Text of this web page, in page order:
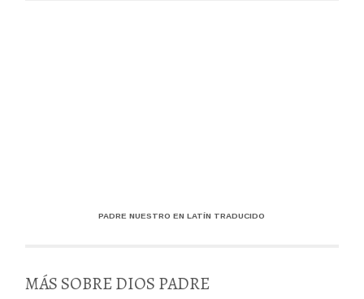
PADRE NUESTRO EN LATÍN TRADUCIDO
MÁS SOBRE DIOS PADRE